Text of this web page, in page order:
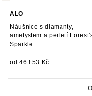
ALO
Náušnice s diamanty,
ametystem a perletí
Sparkle
od 46 853 Kč